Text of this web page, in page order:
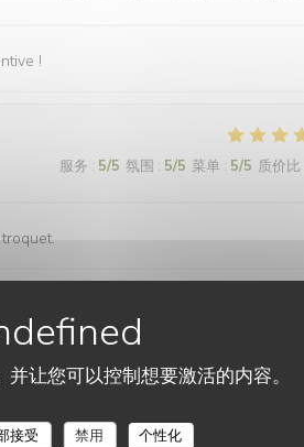
让您可以控制想要激活的内容。
接受 禁用
个性化
!
服务 : 5/5 氛围 : 5/5 菜单 : 5/5 质价比
服务 : 5/5 氛围